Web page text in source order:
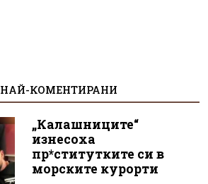
НАЙ-КОМЕНТИРАНИ
„Калашниците“
изнесоха
пр*ститутките си в
морските курорти